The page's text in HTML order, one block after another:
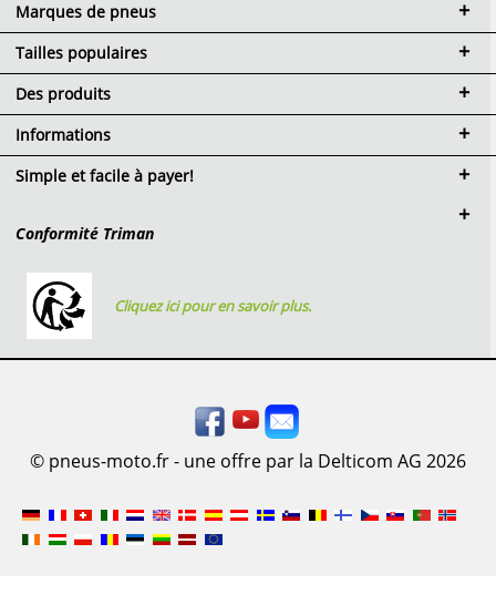
Marques de pneus
Tailles populaires
Des produits
Informations
Inscription partenaire de
Simple et facile à payer!
Conformité Triman
Cliquez ici pour en savoir plus.
© pneus-moto.fr - une offre par la Delticom AG 2026